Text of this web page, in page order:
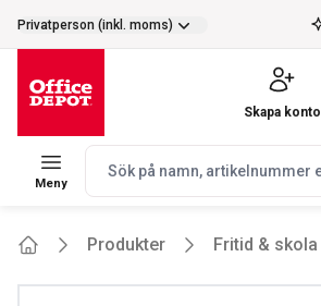
selector.vat
Privatperson (inkl. moms)
Meny
navbar.quicksearch.label
Skapa konto
Produkter Fritid & skola